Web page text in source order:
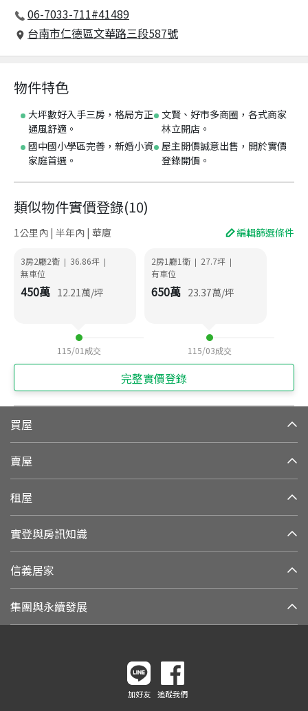
06-7033-711#41489
台南市仁德區文華路三段587號
物件特色
大坪數好入手三房，格局方正
通風舒適。
文賢、好市多商圈，各式商家
林立開店。
國中國小學區完善，新婚小資
家庭首選。
屋主開價誠意出售，開於實價
登錄開價。
類似物件實價登錄(10)
1公里內 | 半年內 | 華廈 編輯篩選條件
3房2廳2衛 | 36.86坪 |
無車位
450萬 12.21萬/坪
115/01 成交
2房1廳1衛 | 27.7坪 |
有車位
650萬 23.37萬/坪
115/03成交
完整實價登錄
買屋
賣屋
租屋
實登與房訊知識
信義居家
集團與永續發展
加好友 追蹤我們